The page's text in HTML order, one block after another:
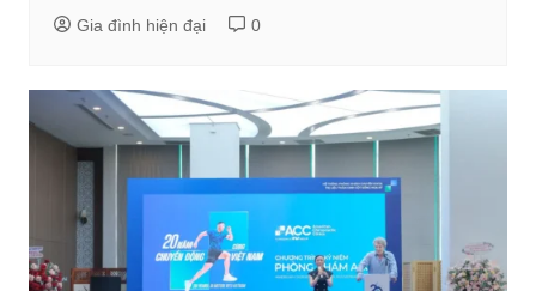
Gia đình hiện đại 0